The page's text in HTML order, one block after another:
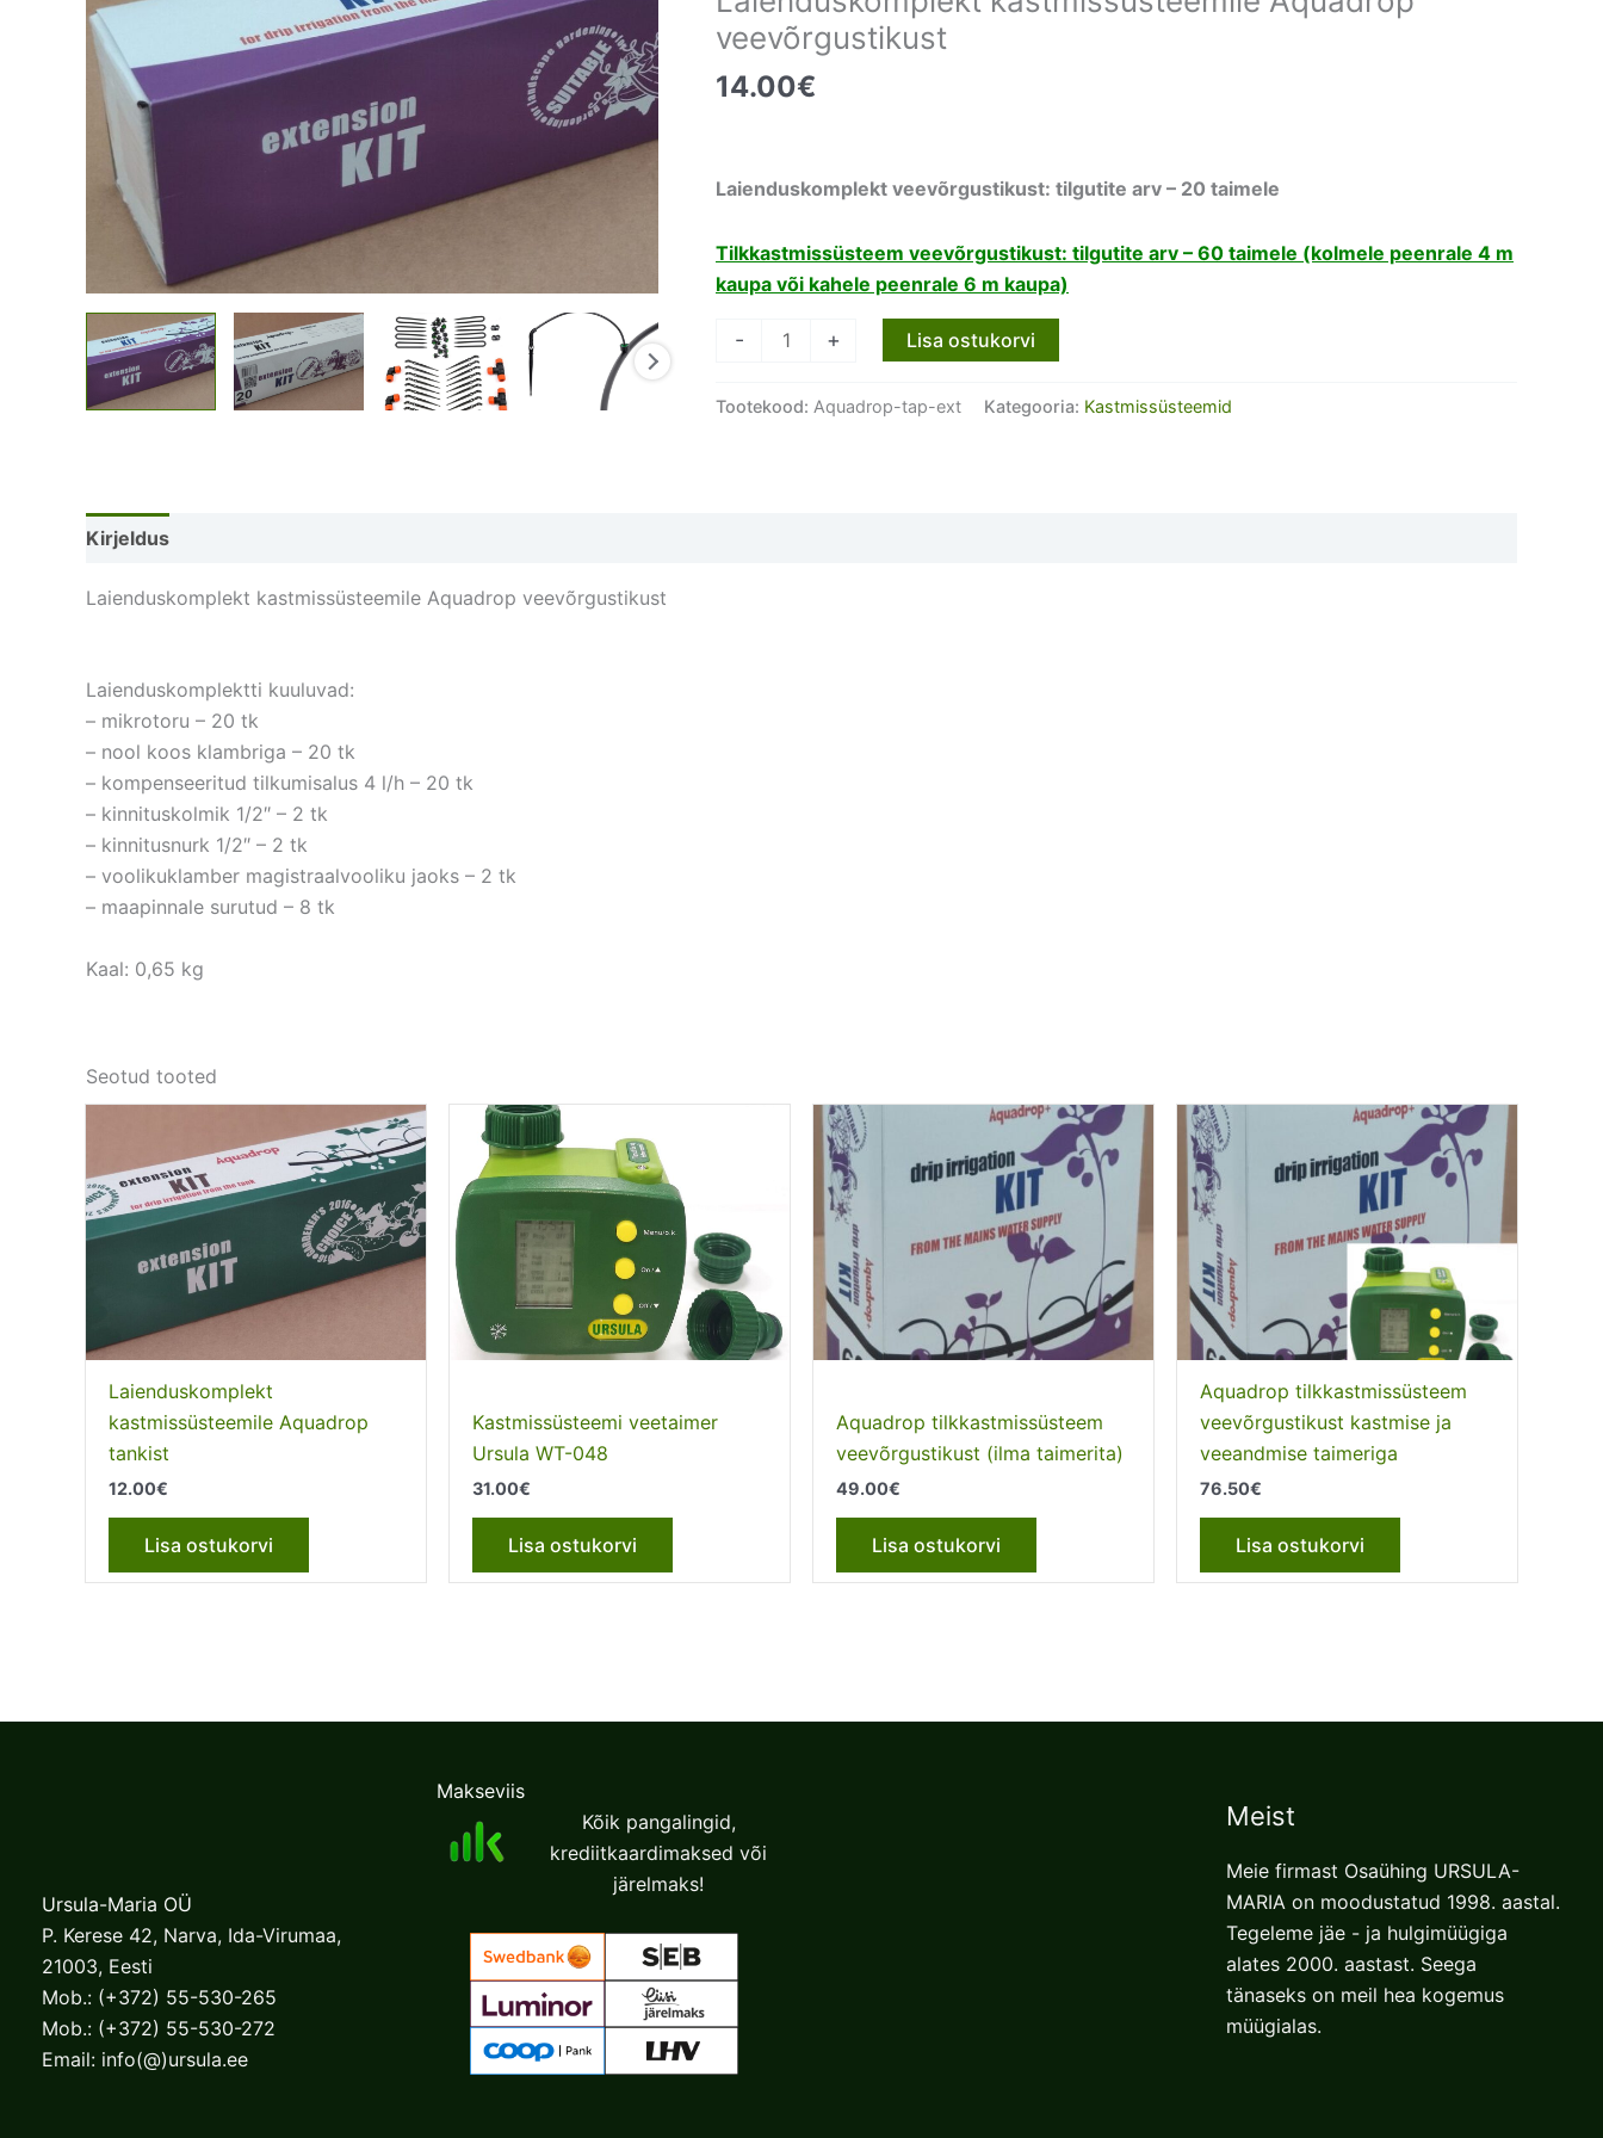
veevõrgustikust
14.00€
Laienduskomplekt veevõrgustikust: tilgutite arv – 20 taimele
Tilkkastmissüsteem veevõrgustikust: tilgutite arv – 60 taimele (kolmele peenrale 4 m
kaupa või kahele peenrale 6 m kaupa)
-
Laienduskomplekt
Aquadrop
+ Lisa ostukorvi
Tootekood: Aquadrop-tap-ext Kategooria: Kastmissüsteemid
Kirjeldus
Laienduskomplekt kastmissüsteemile Aquadrop veevõrgustikust
Laienduskomplektti kuuluvad:
– mikrotoru – 20 tk
– nool koos klambriga – 20 tk
– kompenseeritud tilkumisalus 4 l/h – 20 tk
– kinnituskolmik 1/2″ – 2 tk
– kinnitusnurk 1/2″ – 2 tk
– voolikuklamber magistraalvooliku jaoks – 2 tk
– maapinnale surutud – 8 tk
Kaal: 0,65 kg
Seotud tooted
Laienduskomplekt
kastmissüsteemile Aquadrop
tankist
12.00€
Lisa ostukorvi
Kastmissüsteemi veetaimer
Ursula WT-048
31.00€
Lisa ostukorvi
Aquadrop tilkkastmissüsteem
veevõrgustikust (ilma taimerita)
49.00€
Lisa ostukorvi
Aquadrop tilkkastmissüsteem
veevõrgustikust kastmise ja
veeandmise taimeriga
76.50€
Lisa ostukorvi
Ursula-Maria OÜ
P. Kerese 42, Narva, Ida-Virumaa,
21003, Eesti
Mob.: (+372) 55-530-265
Mob.: (+372) 55-530-272
Email: info(@)ursula.ee
Makseviis
Kõik pangalingid,
krediitkaardimaksed või
järelmaks!
Meist
Meie firmast Osaühing URSULA-
MARIA on moodustatud 1998. aastal.
Tegeleme jäe - ja hulgimüügiga
alates 2000. aastast. Seega
tänaseks on meil hea kogemus
müügialas.